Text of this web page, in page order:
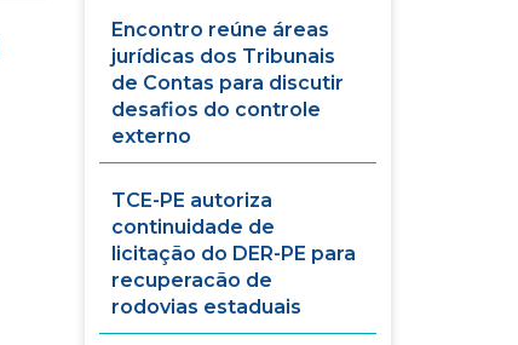
Encontro reúne áreas
jurídicas dos Tribunais
de Contas para discutir
desafios do controle
externo
TCE-PE autoriza
continuidade de
licitação do DER-PE para
recuperacão de
rodovias estaduais